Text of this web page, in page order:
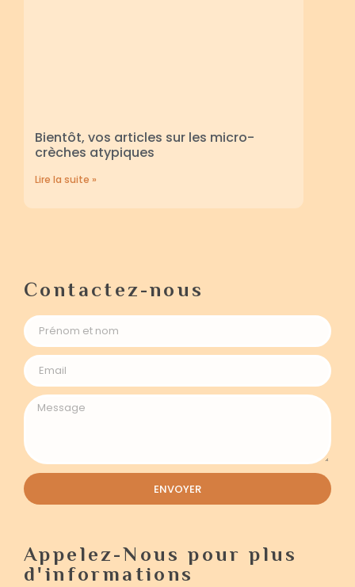
Bientôt, vos articles sur les micro-
crèches atypiques
Lire la suite »
Contactez-nous
ENVOYER
Appelez-Nous pour plus
d'informations